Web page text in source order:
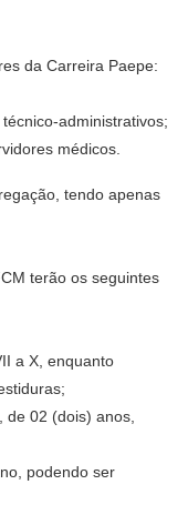
da Carreira Paepe:
administrativos;
médicos.
tendo apenas
terão os seguintes
a X, enquanto
de 02 (dois) anos,
podendo ser